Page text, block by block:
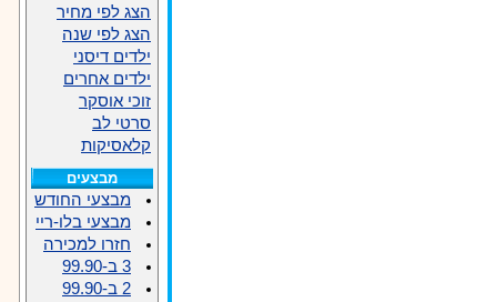
הצג לפי מחיר
הצג לפי שנה
ילדים דיסני
ילדים אחרים
זוכי אוסקר
סרטי לב
קלאסיקות
מבצעים
מבצעי החודש
מבצעי בלו-ריי
חזרו למכירה
3 ב-99.90
2 ב-99.90